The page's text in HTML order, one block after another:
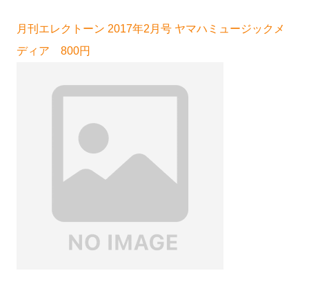
月刊エレクトーン 2017年2月号 ヤマハミュージックメ
ディア 800円